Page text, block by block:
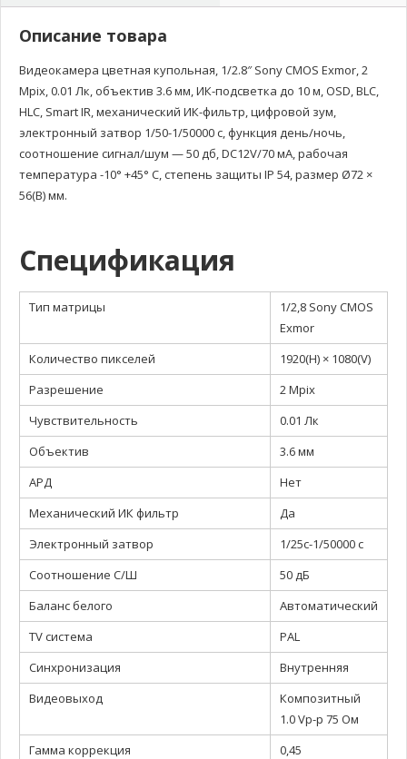
Описание товара
Видеокамера цветная купольная, 1/2.8″ Sony CMOS Exmor, 2
Mpix, 0.01 Лк, объектив 3.6 мм, ИК-подсветка до 10 м, OSD, BLC,
HLC, Smart IR, механический ИК-фильтр, цифровой зум,
электронный затвор 1/50-1/50000 с, функция день/ночь,
соотношение сигнал/шум — 50 дб, DC12V/70 мА, рабочая
температура -10° +45° C, степень защиты IP 54, размер Ø72 ×
56(В) мм.
Спецификация
Тип матрицы
1/2,8 Sony CMOS
Exmor
Количество пикселей
1920(H) × 1080(V)
Разрешение
2 Mpix
Чувствительность
0.01 Лк
Объектив
3.6 мм
АРД
Нет
Механический ИК фильтр
Да
Электронный затвор
1/25с-1/50000 с
Соотношение С/Ш
50 дБ
Баланс белого
Автоматический
TV система
PAL
Синхронизация
Внутренняя
Видеовыход
Композитный
1.0 Vp-p 75 Ом
Гамма коррекция
0,45